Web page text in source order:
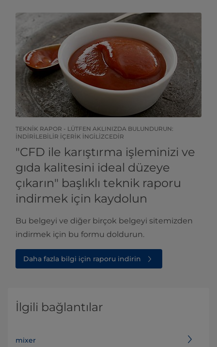
TEKNIK RAPOR - LÜTFEN AKLINIZDA BULUNDURUN:
İNDIRILEBILIR IÇERIK İNGILIZCEDIR
"CFD ile karıştırma işleminizi ve
gıda kalitesini ideal düzeye
çıkarın" başlıklı teknik raporu
indirmek için kaydolun
Bu belgeyi ve diğer birçok belgeyi sitemizden
indirmek için bu formu doldurun.
Daha fazla bilgi için raporu indirin
İlgili bağlantılar
mixer